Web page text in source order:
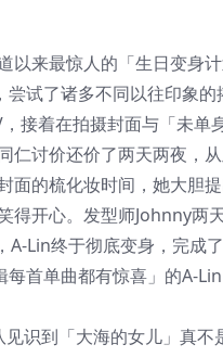
来最惊人的「生日变身
试了诸多不同以往印象
接着在拍摄封面与「未单
讨价还价了两天两夜，
的梳化妆时间，她大胆
开心。发型师Johnny两
Lin终于彻底变身，完成
首单曲都有惊喜」的A-
识到「大海的女儿」真